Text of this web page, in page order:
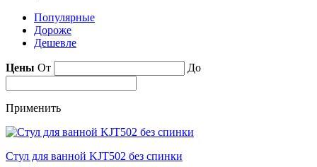
Популярные
Дороже
Дешевле
Цены От До
Применить
Стул для ванной KJT502 без спинки